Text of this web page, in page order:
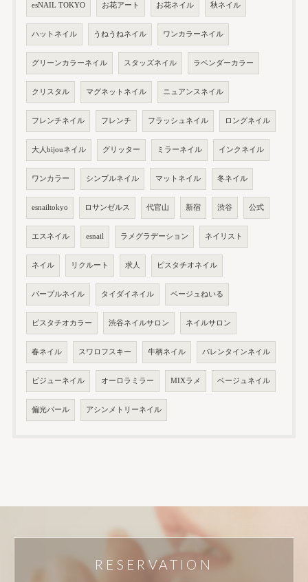
esNAIL TOKYO お花アート お花ネイル 秋ネイル
ハットネイル うねうねネイル ワンカラーネイル
グリーンカラーネイル スタッズネイル ラベンダーカラー
クリスタル マグネットネイル ニュアンスネイル
フレンチネイル フレンチ フラッシュネイル ロングネイル
大人bijouネイル グリッター ミラーネイル インクネイル
ワンカラー シンプルネイル マットネイル 冬ネイル
esnailtokyo ロサンゼルス 代官山 新宿 渋谷 公式
エスネイル esnail ラメグラデーション ネイリスト
ネイル リクルート 求人 ピスタチオネイル
パープルネイル タイダイネイル ベージュねいる
ピスタチオカラー 渋谷ネイルサロン ネイルサロン
春ネイル スワロフスキー 牛柄ネイル バレンタインネイル
ビジューネイル オーロラミラー MIXラメ ベージュネイル
偏光パール アシンメトリーネイル
RESERVATION